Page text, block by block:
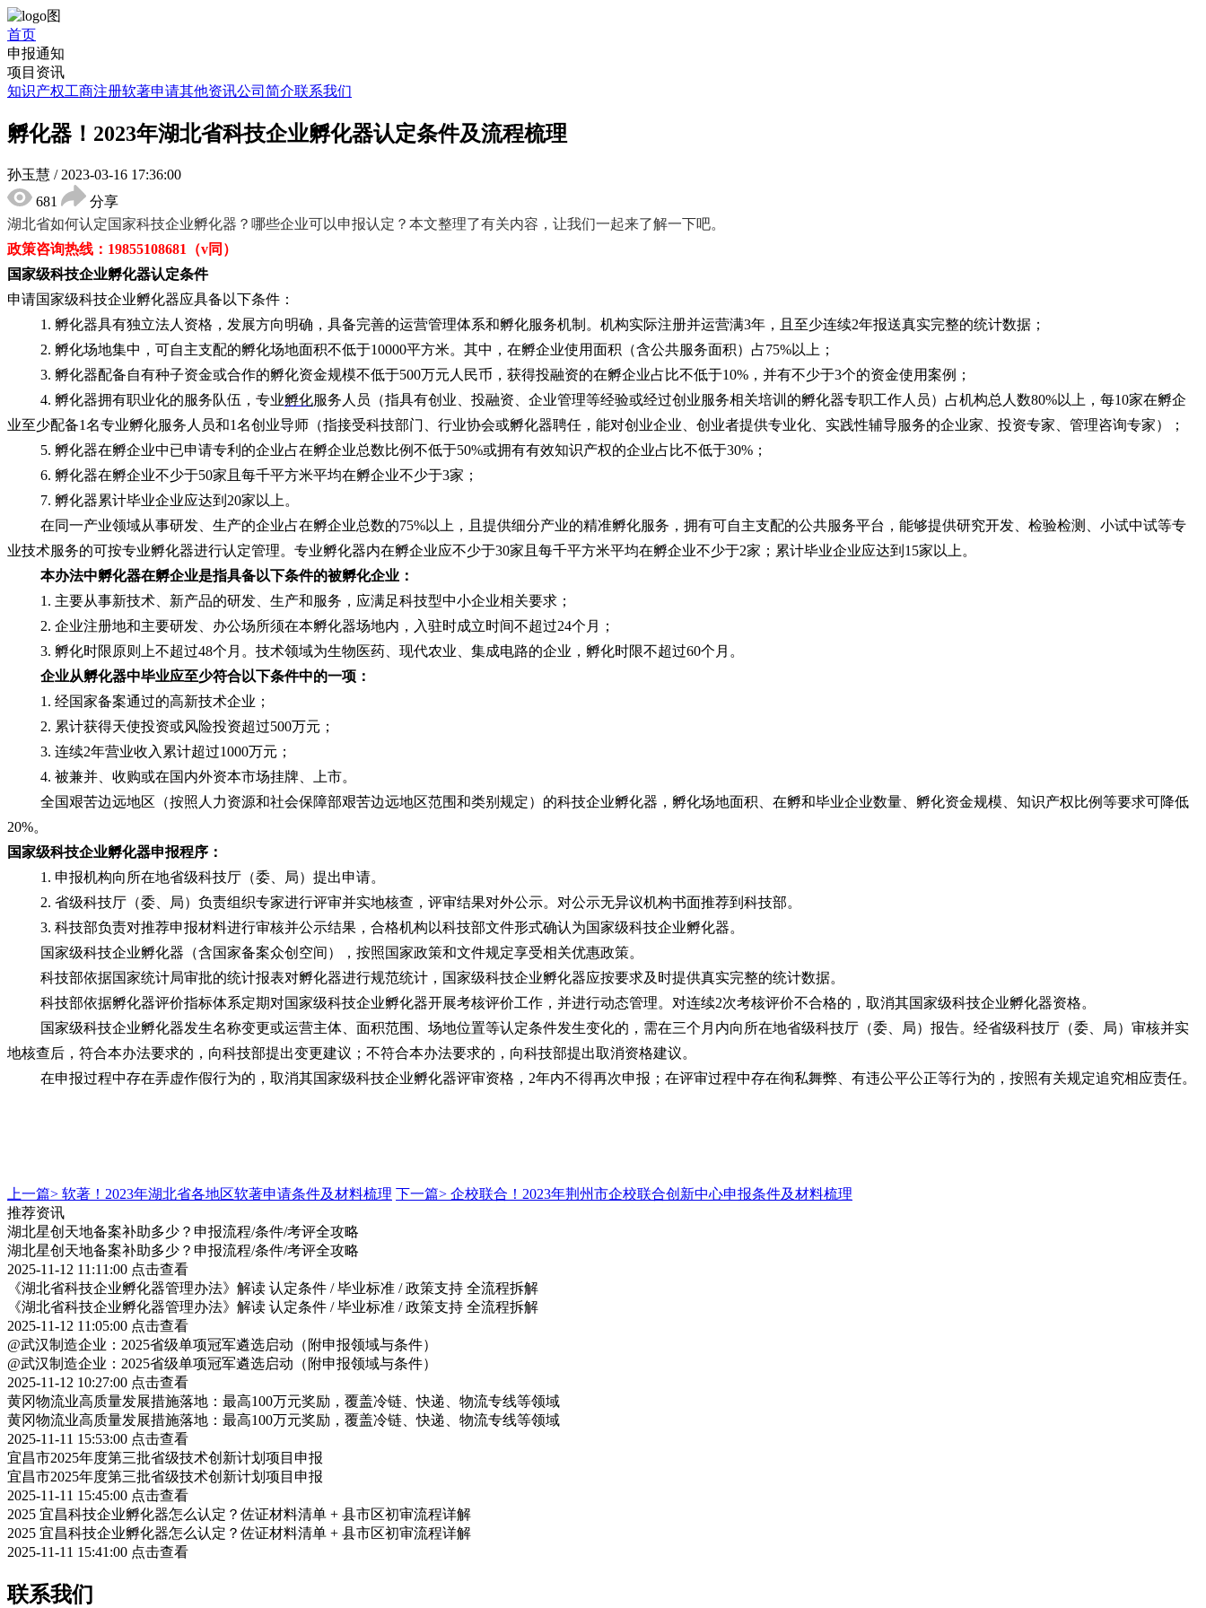
首页
申报通知
项目资讯
知识产权工商注册软著申请其他资讯公司简介联系我们
孵化器！2023年湖北省科技企业孵化器认定条件及流程梳理
孙玉慧 / 2023-03-16 17:36:00
681
分享
湖北省如何认定国家科技企业孵化器 ？ 哪些企业可以申报认定？本文整理了有关内容，让我们一起来了解一下吧。
政策咨询热线： 19855108681（v同）
国家级科技企业孵化器认定条件
申请国家级科技企业孵化器应具备以下条件：
1. 孵化器具有独立法人资格，发展方向明确，具备完善的运营管理体系和孵化服务机制。机构实际注册并运营满3年，且至少连续2年报送真实完整的统计数据；
2. 孵化场地集中，可自主支配的孵化场地面积不低于10000平方米。其中，在孵企业使用面积（含公共服务面积）占75%以上；
3. 孵化器配备自有种子资金或合作的孵化资金规模不低于500万元人民币，获得投融资的在孵企业占比不低于10%，并有不少于3个的资金使用案例；
4. 孵化器拥有职业化的服务队伍，专业孵化服务人员（指具有创业、投融资、企业管理等经验或经过创业服务相关培训的孵化器专职工作人员）占机构总人数80%以上，每10家在孵企
业至少配备1名专业孵化服务人员和1名创业导师（指接受科技部门、行业协会或孵化器聘任，能对创业企业、创业者提供专业化、实践性辅导服务的企业家、投资专家、管理咨询专家）；
5. 孵化器在孵企业中已申请专利的企业占在孵企业总数比例不低于50%或拥有有效知识产权的企业占比不低于30%；
6. 孵化器在孵企业不少于50家且每千平方米平均在孵企业不少于3家；
7. 孵化器累计毕业企业应达到20家以上。
在同一产业领域从事研发、生产的企业占在孵企业总数的75%以上，且提供细分产业的精准孵化服务，拥有可自主支配的公共服务平台，能够提供研究开发、检验检测、小试中试等专
业技术服务的可按专业孵化器进行认定管理。专业孵化器内在孵企业应不少于30家且每千平方米平均在孵企业不少于2家；累计毕业企业应达到15家以上。
本办法中孵化器在孵企业是指具备以下条件的被孵化企业：
1. 主要从事新技术、新产品的研发、生产和服务，应满足科技型中小企业相关要求；
2. 企业注册地和主要研发、办公场所须在本孵化器场地内，入驻时成立时间不超过24个月；
3. 孵化时限原则上不超过48个月。技术领域为生物医药、现代农业、集成电路的企业，孵化时限不超过60个月。
企业从孵化器中毕业应至少符合以下条件中的一项：
1. 经国家备案通过的高新技术企业；
2. 累计获得天使投资或风险投资超过500万元；
3. 连续2年营业收入累计超过1000万元；
4. 被兼并、收购或在国内外资本市场挂牌、上市。
全国艰苦边远地区（按照人力资源和社会保障部艰苦边远地区范围和类别规定）的科技企业孵化器，孵化场地面积、在孵和毕业企业数量、孵化资金规模、知识产权比例等要求可降低
20%。
国家级科技企业孵化器申报程序：
1. 申报机构向所在地省级科技厅（委、局）提出申请。
2. 省级科技厅（委、局）负责组织专家进行评审并实地核查，评审结果对外公示。对公示无异议机构书面推荐到科技部。
3. 科技部负责对推荐申报材料进行审核并公示结果，合格机构以科技部文件形式确认为国家级科技企业孵化器。
国家级科技企业孵化器（含国家备案众创空间），按照国家政策和文件规定享受相关优惠政策。
科技部依据国家统计局审批的统计报表对孵化器进行规范统计，国家级科技企业孵化器应按要求及时提供真实完整的统计数据。
科技部依据孵化器评价指标体系定期对国家级科技企业孵化器开展考核评价工作，并进行动态管理。对连续2次考核评价不合格的，取消其国家级科技企业孵化器资格。
国家级科技企业孵化器发生名称变更或运营主体、面积范围、场地位置等认定条件发生变化的，需在三个月内向所在地省级科技厅（委、局）报告。经省级科技厅（委、局）审核并实
地核查后，符合本办法要求的，向科技部提出变更建议；不符合本办法要求的，向科技部提出取消资格建议。
在申报过程中存在弄虚作假行为的，取消其国家级科技企业孵化器评审资格， 2年内不得再次申报；在评审过程中存在徇私舞弊、有违公平公正等行为的，按照有关规定追究相应责任。
上一篇> 软著！2023年湖北省各地区软著申请条件及材料梳理 下一篇> 企校联合！2023年荆州市企校联合创新中心申报条件及材料梳理
推荐资讯
湖北星创天地备案补助多少？申报流程/条件/考评全攻略
湖北星创天地备案补助多少？申报流程/条件/考评全攻略
2025-11-12 11:11:00 点击查看
《湖北省科技企业孵化器管理办法》解读 认定条件 / 毕业标准 / 政策支持 全流程拆解
《湖北省科技企业孵化器管理办法》解读 认定条件 / 毕业标准 / 政策支持 全流程拆解
2025-11-12 11:05:00 点击查看
@武汉制造企业：2025省级单项冠军遴选启动（附申报领域与条件）
@武汉制造企业：2025省级单项冠军遴选启动（附申报领域与条件）
2025-11-12 10:27:00 点击查看
黄冈物流业高质量发展措施落地：最高100万元奖励，覆盖冷链、快递、物流专线等领域
黄冈物流业高质量发展措施落地：最高100万元奖励，覆盖冷链、快递、物流专线等领域
2025-11-11 15:53:00 点击查看
宜昌市2025年度第三批省级技术创新计划项目申报
宜昌市2025年度第三批省级技术创新计划项目申报
2025-11-11 15:45:00 点击查看
2025 宜昌科技企业孵化器怎么认定？佐证材料清单 + 县市区初审流程详解
2025 宜昌科技企业孵化器怎么认定？佐证材料清单 + 县市区初审流程详解
2025-11-11 15:41:00 点击查看
联系我们